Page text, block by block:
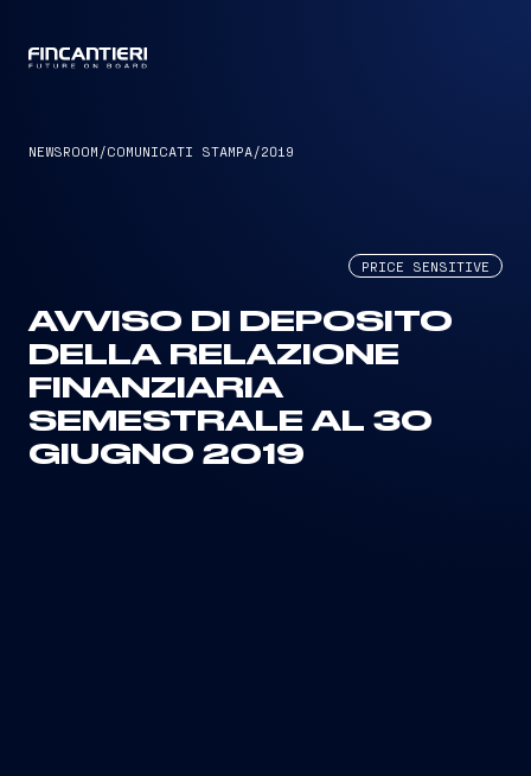
NEWSROOM /COMUNICATI STAMPA/2019
PRICE SENSITIVE
AVVISO DI DEPOSITO
DELLA RELAZIONE
FINANZIARIA
SEMESTRALE AL 30
GIUGNO 2019